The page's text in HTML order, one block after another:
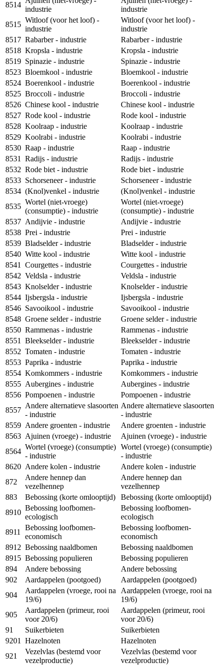
8514
industrie
industrie
8515
Witloof (voor het loof) -
industrie
Witloof (voor het loof) -
industrie
8517 Rabarber - industrie
Rabarber - industrie
8518 Kropsla - industrie
Kropsla - industrie
8519 Spinazie - industrie
Spinazie - industrie
8523 Bloemkool - industrie
Bloemkool - industrie
8524 Boerenkool - industrie
Boerenkool - industrie
8525 Broccoli - industrie
Broccoli - industrie
8526 Chinese kool - industrie
Chinese kool - industrie
8527 Rode kool - industrie
Rode kool - industrie
8528 Koolraap - industrie
Koolraap - industrie
8529 Koolrabi - industrie
Koolrabi - industrie
8530 Raap - industrie
Raap - industrie
8531
Radijs - industrie
Radijs - industrie
8532 Rode biet - industrie
Rode biet - industrie
8533 Schorseneer - industrie
Schorseneer - industrie
8534 (Knol)venkel - industrie
(Knol)venkel - industrie
8535
Wortel (niet-vroege)
(consumptie) - industrie
Wortel (niet-vroege)
(consumptie) - industrie
8537 Andijvie - industrie
Andijvie - industrie
8538 Prei - industrie
Prei - industrie
8539 Bladselder - industrie
Bladselder - industrie
8540 Witte kool - industrie
Witte kool - industrie
8541
Courgettes - industrie
Courgettes - industrie
8542 Veldsla - industrie
Veldsla - industrie
8543 Knolselder - industrie
Knolselder - industrie
8544 Ijsbergsla - industrie
Ijsbergsla - industrie
8546 Savooikool - industrie
Savooikool - industrie
8548 Groene selder - industrie
Groene selder - industrie
8550 Rammenas - industrie
Rammenas - industrie
8551
Bleekselder - industrie
Bleekselder - industrie
8552 Tomaten - industrie
Tomaten - industrie
8553 Paprika - industrie
Paprika - industrie
8554 Komkommers - industrie
Komkommers - industrie
8555 Aubergines - industrie
Aubergines - industrie
8556 Pompoenen - industrie
Pompoenen - industrie
8557
Andere alternatieve slasoorten
- industrie
Andere alternatieve slasoorten
- industrie
8559 Andere groenten - industrie
Andere groenten - industrie
8563 Ajuinen (vroege) - industrie
Ajuinen (vroege) - industrie
8564
Wortel (vroege) (consumptie)
- industrie
Wortel (vroege) (consumptie)
- industrie
8620 Andere kolen - industrie
Andere kolen - industrie
872
Andere hennep dan
vezelhennep
Andere hennep dan
vezelhennep
883
Bebossing (korte omlooptijd)
Bebossing (korte omlooptijd)
8910
Bebossing loofbomen-
ecologisch
Bebossing loofbomen-
ecologisch
8911
Bebossing loofbomen-
economisch
Bebossing loofbomen-
economisch
8912 Bebossing naaldbomen
Bebossing naaldbomen
8915 Bebossing populieren
Bebossing populieren
894
Andere bebossing
Andere bebossing
902
Aardappelen (pootgoed)
Aardappelen (pootgoed)
904
Aardappelen (vroege, rooi na
19/6)
Aardappelen (vroege, rooi na
19/6)
905
Aardappelen (primeur, rooi
voor 20/6)
Aardappelen (primeur, rooi
voor 20/6)
91
Suikerbieten
Suikerbieten
9201
Hazelnoten
Hazelnoten
921
Vezelvlas (bestemd voor
vezelproductie)
Vezelvlas (bestemd voor
vezelproductie)